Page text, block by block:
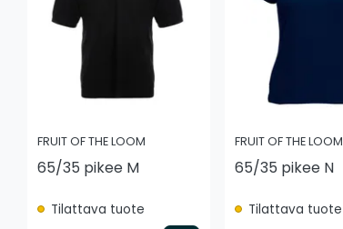
FRUIT OF THE LOOM
65/35 pikee M
Tilattava tuote
FRUIT OF THE LOOM
65/35 pikee N
Tilattava tuote